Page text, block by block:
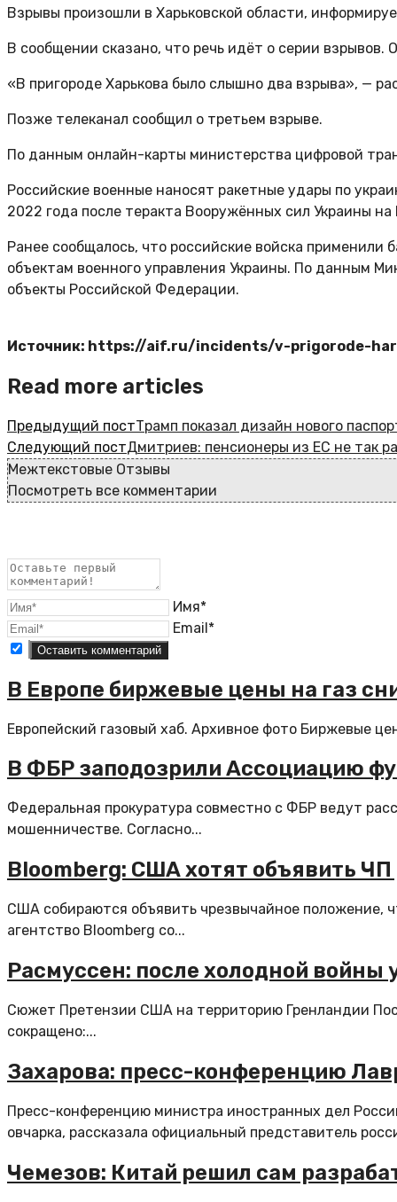
Взрывы произошли в Харьковской области,
В сообщении сказано, что речь идёт о серии взрывов.
«В пригороде Харькова было слышно два взрыва», —
Позже телеканал сообщил о третьем взрыве.
По данным онлайн-карты министерства цифровой
Российские военные наносят ракетные удары по
2022 года после теракта Вооружённых сил Украины
Ранее сообщалось, что российские войска
объектам военного управления Украины. По данным
объекты Российской Федерации.
Источник: https://aif.ru/incidents/v-prigorode-
Read more articles
Предыдущий постТрамп показал дизайн нового
Следующий постДмитриев: пенсионеры из ЕС не так
Межтекстовые Отзывы
Посмотреть все комментарии
Имя*
Email*
В Европе биржевые цены на газ
Европейский газовый хаб. Архивное фото Биржевые
В ФБР заподозрили Ассоциацию
Федеральная прокуратура совместно с ФБР ведут
мошенничестве. Согласно...
Bloomberg: США хотят объявить
США собираются объявить чрезвычайное положение,
агентство Bloomberg со...
Расмуссен: после холодной
Сюжет Претензии США на территорию Гренландии
сокращено:...
Захарова: пресс-конференцию
Пресс-конференцию министра иностранных дел
овчарка, рассказала официальный представитель
Чемезов: Китай решил сам